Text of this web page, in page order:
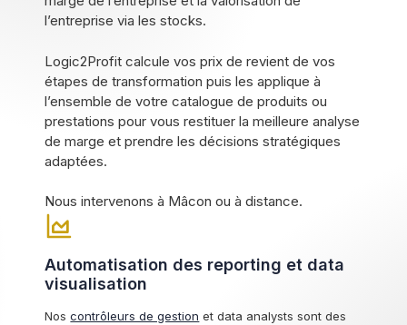
l’entreprise via les stocks.
Logic2Profit calcule vos prix de revient de vos
étapes de transformation puis les applique à
l’ensemble de votre catalogue de produits ou
prestations pour vous restituer la meilleure analyse
de marge et prendre les décisions stratégiques
adaptées.
Nous intervenons à Mâcon ou à distance.
Automatisation des reporting et data
visualisation
Noscontrôleurs de gestion et data analysts sont des